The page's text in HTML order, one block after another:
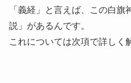
「義経」と言えば、この白旗
説」があるんです。
これについては次項で詳しく